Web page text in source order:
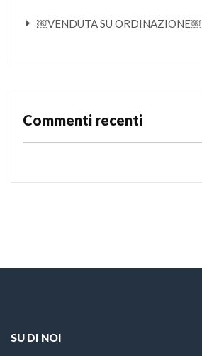
￼VENDUTA SU ORDINAZIONE￼
Commenti recenti
SU DI NOI